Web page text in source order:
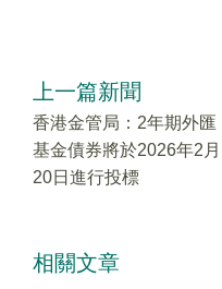
上一篇新聞
香港金管局：2年期外匯
基金債券將於2026年2月
20日進行投標
相關文章